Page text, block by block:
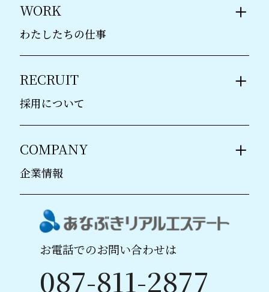
お電話でのお問い合わせは
087-811-2877
WORK
わたしたちの仕事
> アセットコンサルタント
RECRUIT
採用について
> 研修制度
> エントリーフォーム
COMPANY
企業情報
> 会社概要
> 販売実績
> 個人情報保護方針